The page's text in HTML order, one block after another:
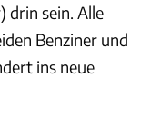
drin sein. Alle
Benziner und
ins neue